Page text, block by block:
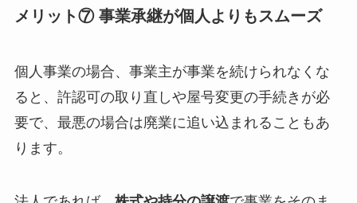
メリット⑦ 事業承継が個人よりもスムーズ
個人事業の場合、事業主が事業を続けられなくな
ると、許認可の取り直しや屋号変更の手続きが必
要で、最悪の場合は廃業に追い込まれることもあ
ります。